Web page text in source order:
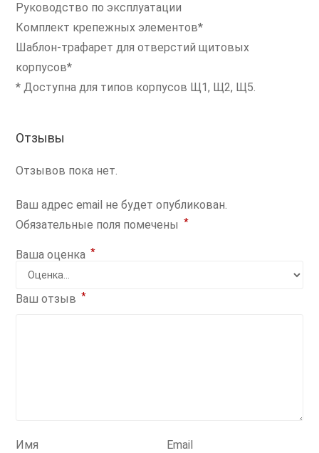
Руководство по эксплуатации
Комплект крепежных элементов*
Шаблон-трафарет для отверстий щитовых
корпусов*
* Доступна для типов корпусов Щ1, Щ2, Щ5.
Отзывы
Отзывов пока нет.
Ваш адрес email не будет опубликован.
Обязательные поля помечены *
Ваша оценка *
Ваш отзыв *
Имя Email